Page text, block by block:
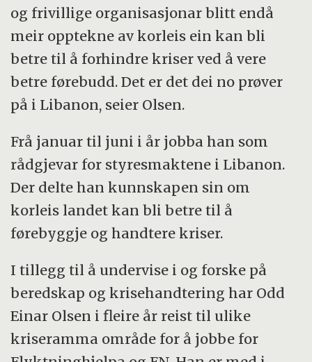
og frivillige organisasjonar blitt endå
meir opptekne av korleis ein kan bli
betre til å forhindre kriser ved å vere
betre førebudd. Det er det dei no prøver
på i Libanon, seier Olsen.
Frå januar til juni i år jobba han som
rådgjevar for styresmaktene i Libanon.
Der delte han kunnskapen sin om
korleis landet kan bli betre til å
førebyggje og handtere kriser.
I tillegg til å undervise i og forske på
beredskap og krisehandtering har Odd
Einar Olsen i fleire år reist til ulike
kriseramma område for å jobbe for